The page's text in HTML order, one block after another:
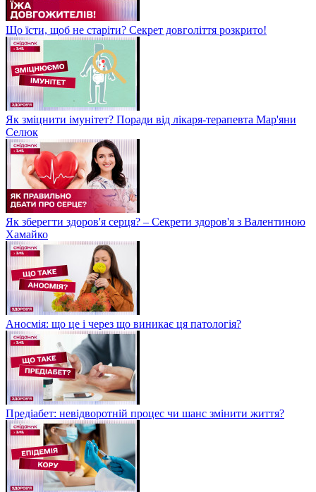
Що їсти, щоб не старіти? Секрет довголіття розкрито!
Як зміцнити імунітет? Поради від лікаря-терапевта Мар'яни
Селюк
Як зберегти здоров'я серця? – Секрети здоров'я з Валентиною
Хамайко
Аносмія: що це і через що виникає ця патологія?
Предіабет: невідворотній процес чи шанс змінити життя?